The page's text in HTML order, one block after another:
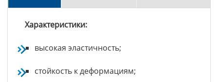
Характеристики:
высокая эластичность;
стойкость к деформациям;